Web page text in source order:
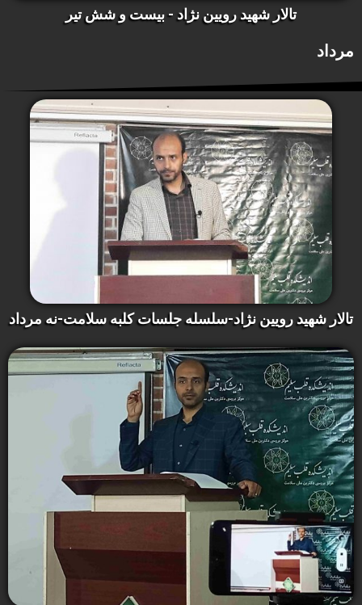
تالار شهید رویین نژاد - بیست و شش تیر
مرداد
تالار شهید رویین نژاد-سلسله جلسات کلبه سلامت-نه مرداد